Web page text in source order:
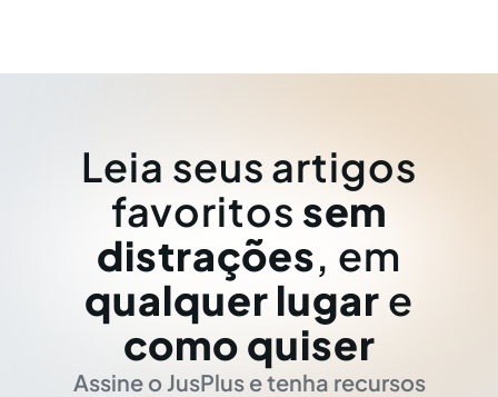
Leia seus artigos
favoritos sem
distrações, em
qualquer lugar e
como quiser
Assine o JusPlus e tenha recursos